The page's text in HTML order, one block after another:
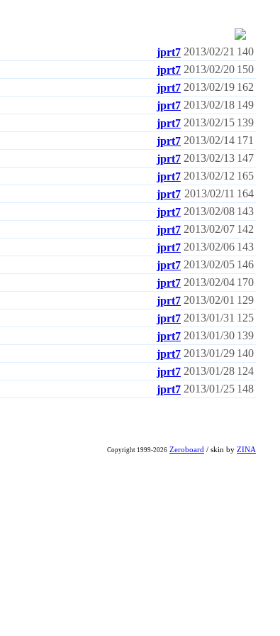
jprt7 2013/02/21 140
jprt7 2013/02/20 150
jprt7 2013/02/19 162
jprt7 2013/02/18 149
jprt7 2013/02/15 139
jprt7 2013/02/14 171
jprt7 2013/02/13 147
jprt7 2013/02/12 165
jprt7 2013/02/11 164
jprt7 2013/02/08 143
jprt7 2013/02/07 142
jprt7 2013/02/06 143
jprt7 2013/02/05 146
jprt7 2013/02/04 170
jprt7 2013/02/01 129
jprt7 2013/01/31 125
jprt7 2013/01/30 139
jprt7 2013/01/29 140
jprt7 2013/01/28 124
jprt7 2013/01/25 148
Copyright 1999-2026 Zeroboard / skin by ZINA